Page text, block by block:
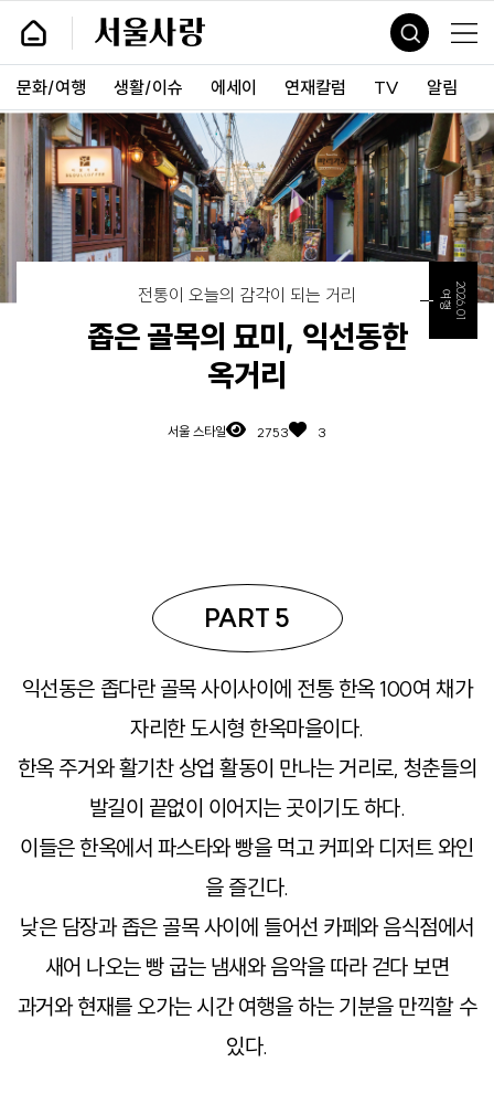
기
건
너
띄
기
링
크
서
사
랑
문화/여행 생활/이슈 에세이 연재칼럼 TV 알림
2026.01
여행
전통이 오늘의 감각이 되는 거리
좁은 골목의 묘미, 익선동한
옥거리
서울 스타일 2753 3
PART 5
익선동은 좁다란 골목 사이사이에 전통 한옥 100여 채가
자리한 도시형 한옥마을이다.
한옥 주거와 활기찬 상업 활동이 만나는 거리로, 청춘들의
발길이 끝없이 이어지는 곳이기도 하다.
이들은 한옥에서 파스타와 빵을 먹고 커피와 디저트 와인
을 즐긴다.
낮은 담장과 좁은 골목 사이에 들어선 카페와 음식점에서
새어 나오는 빵 굽는 냄새와 음악을 따라 걷다 보면
과거와 현재를 오가는 시간 여행을 하는 기분을 만끽할 수
있다.